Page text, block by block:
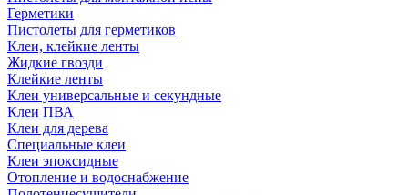
Герметики
Пистолеты для герметиков
Клеи, клейкие ленты
Жидкие гвозди
Клейкие ленты
Клеи универсальные и секундные
Клеи ПВА
Клеи для дерева
Специальные клеи
Клеи эпоксидные
Отопление и водоснабжение